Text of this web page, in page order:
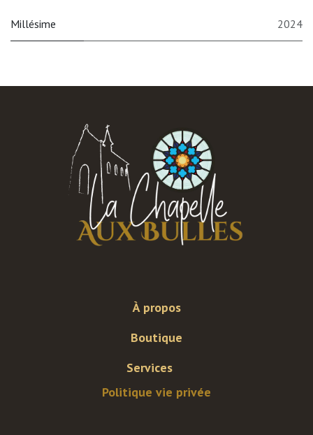
Millésime 2024
À propos
Boutique
Services
Politique vie privée